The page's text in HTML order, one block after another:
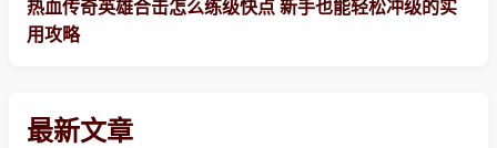
热血传奇英雄合击怎么练级快点 新手也能轻松冲级的实
用攻略
最新文章